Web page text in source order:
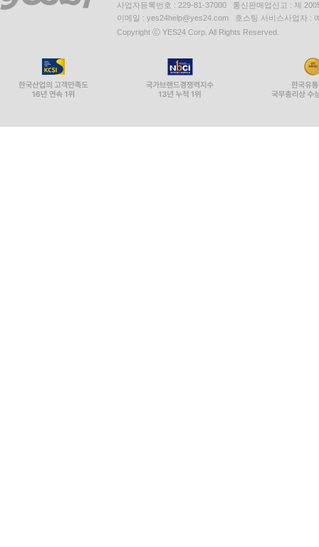
사업자등록번호 : 229-81-37000 통신판매업신고 : 제
이메일 : yes24help@yes24.com 호스팅 서비스사업자 :
Copyright ⓒ YES24 Corp. All Rights Reserved.